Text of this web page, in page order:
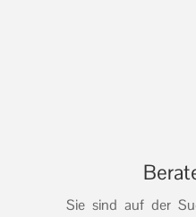
Sie sind auf der